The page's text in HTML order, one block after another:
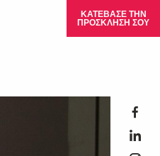
ΚΑΤΕΒΑΣΕ ΤΗΝ
ΠΡΟΣΚΛΗΣΗ ΣΟΥ